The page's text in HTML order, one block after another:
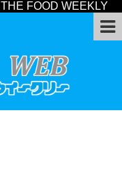
THE FOOD WEEKLY